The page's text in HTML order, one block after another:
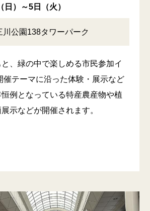
）～5日（火）
川公園138タワーパーク
、緑の中で楽しめる市民参加イ
催テーマに沿った体験・展示など
例となっている特産農産物や植
示などが開催されます。